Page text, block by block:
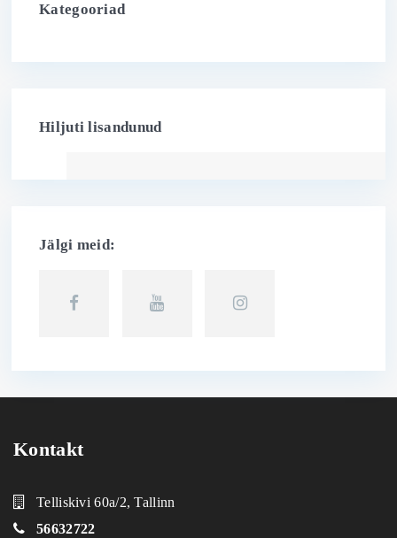
Kategooriad
Hiljuti lisandunud
Jälgi meid:
Kontakt
Telliskivi 60a/2, Tallinn
56632722